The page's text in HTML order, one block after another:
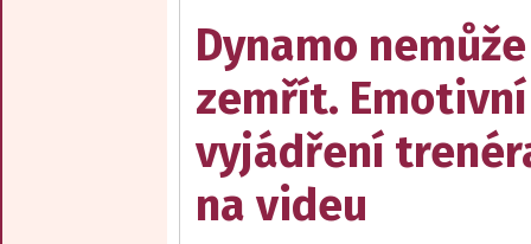
Dynamo nemůže
zemřít. Emotivní
vyjádření
na videu